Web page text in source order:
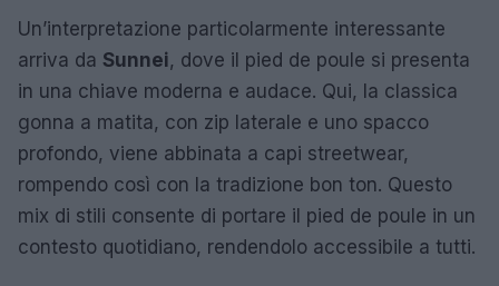
Un’interpretazione particolarmente interessante
arriva da Sunnei, dove il pied de poule si presenta
in una chiave moderna e audace. Qui, la classica
gonna a matita, con zip laterale e uno spacco
profondo, viene abbinata a capi streetwear,
rompendo così con la tradizione bon ton. Questo
mix di stili consente di portare il pied de poule in un
contesto quotidiano, rendendolo accessibile a tutti.